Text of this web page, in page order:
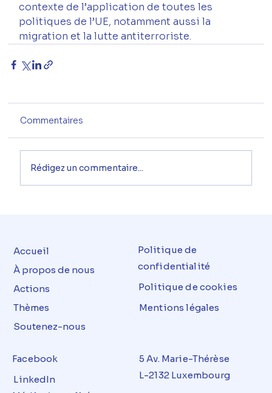
contexte de l’application de toutes les
politiques de l’UE, notamment aussi la
migration et la lutte antiterroriste.
Commentaires
Rédigez un commentaire...
Accueil
À propos de nous
Actions
Thèmes
Soutenez-nous
Politique de
confidentialité
Politique de cookies
Mentions légales
Facebook
LinkedIn
5 Av. Marie-Thérèse
L-2132 Luxembourg